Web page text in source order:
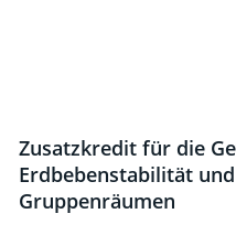
Zusatzkredit für die
Erdbebenstabilität
Gruppenräumen